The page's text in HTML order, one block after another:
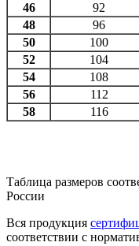
46
92
48
96
50
100
52
104
54
108
56
112
58
116
Таблица размеров
России
Вся продукция
соответствии с